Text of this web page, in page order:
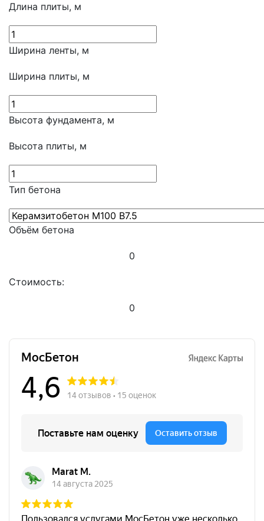
Длина плиты, м
Ширина ленты, м
Ширина плиты, м
Высота фундамента, м
Высота плиты, м
Тип бетона
Объём бетона
0
Стоимость:
0